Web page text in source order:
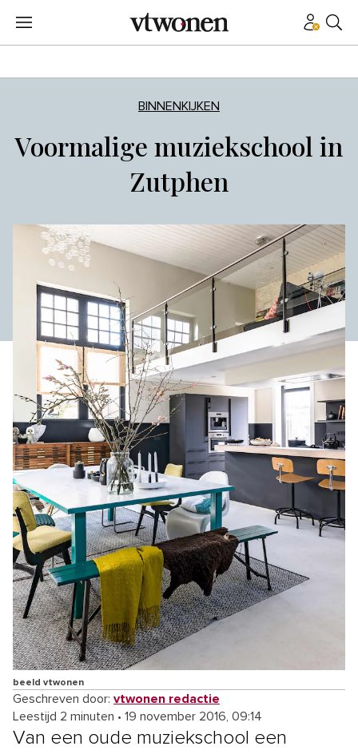
BINNENKIJKEN
Voormalige muziekschool in
Zutphen
beeld vtwonen
Geschreven door: vtwonen redactie
Leestijd 2 minuten • 19 november 2016, 09:14
Van een oude muziekschool een